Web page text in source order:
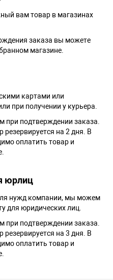
вам товар в магазинах
заказа вы можете
магазине.
картами или
при получении у курьера.
при подтверждении заказа.
резервируется на 2 дня. В
оплатить товар и
юрлиц
нужд компании, мы можем
для юридических лиц.
при подтверждении заказа.
резервируется на 3 дня. В
оплатить товар и